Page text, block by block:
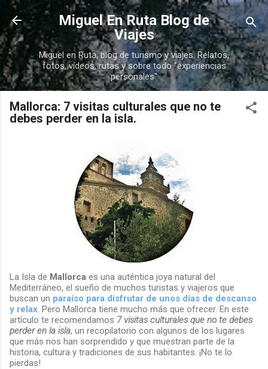
Ir al contenido principal
Miguel En Ruta Blog de
Viajes
Miguel en Ruta, blog de turismo y viajes. Relatos,
fotos, vídeos, rutas y sobre todo "experiencias
personales"
Mallorca: 7 visitas culturales que no te
debes perder en la isla.
La Isla de Mallorca es una auténtica joya natural del
Mediterráneo, el sueño de muchos turistas y viajeros que
buscan un paraíso para disfrutar de unos días de descanso
y relax . Pero Mallorca tiene mucho más que ofrecer. En este
artículo te recomendamos 7 visitas culturales que no te debes
perder en la isla, un recopilatorio con algunos de los lugares
que más nos han sorprendido y que muestran parte de la
historia, cultura y tradiciones de sus habitantes. ¡No te lo
pierdas!